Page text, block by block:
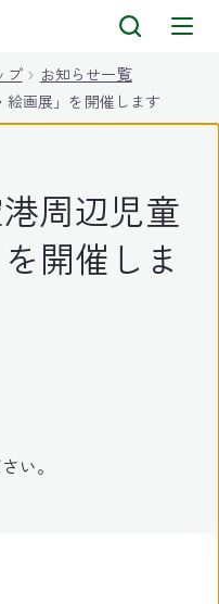
プ
お知らせ一覧
絵画展」を開催します
港周辺児童
開催しま
い。